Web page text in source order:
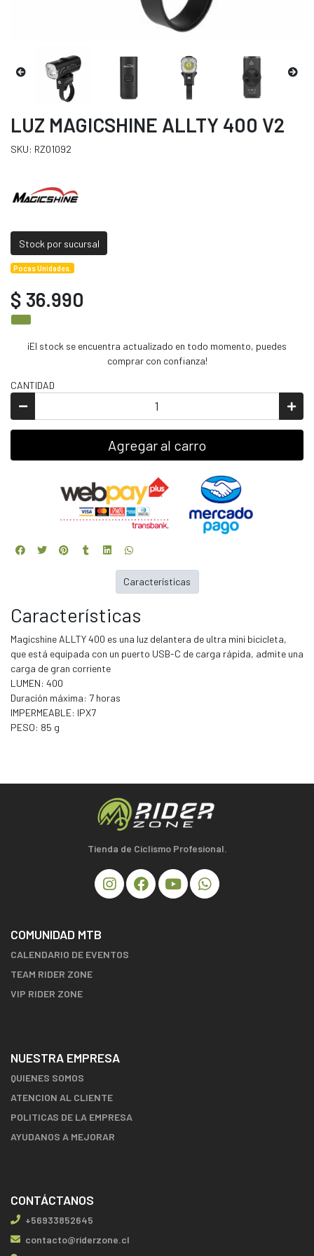
LUZ MAGICSHINE ALLTY 400 V2
SKU: RZ01092
Stock por sucursal
Pocas Unidades.
$ 36.990
¡El stock se encuentra actualizado en todo momento, puedes
comprar con confianza!
CANTIDAD
Agregar al carro
Características
Magicshine ALLTY 400 es una luz delantera de ultra mini bicicleta,
que está equipada con un puerto USB-C de carga rápida, admite una
carga de gran corriente
LUMEN: 400
Duración máxima: 7 horas
IMPERMEABLE: IPX7
PESO: 85 g
Características
Tienda de Ciclismo Profesional.
COMUNIDAD MTB
CALENDARIO DE EVENTOS
TEAM RIDER ZONE
VIP RIDER ZONE
NUESTRA EMPRESA
QUIENES SOMOS
ATENCION AL CLIENTE
POLITICAS DE LA EMPRESA
AYUDANOS A MEJORAR
CONTÁCTANOS
+56933852645
contacto@riderzone.cl